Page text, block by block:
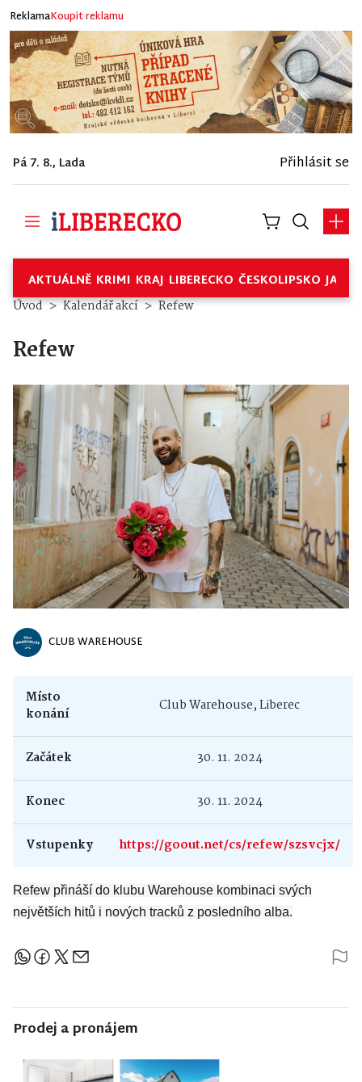
ReklamaKoupit reklamu
Pá 7. 8., Lada Přihlásit se
AKTUÁLNĚ KRIMI KRAJ LIBERECKO ČESKOLIPSKO
Úvod Kalendář akcí Refew
Refew
CLUB WAREHOUSE
Místo
konání
Club Warehouse, Liberec
Začátek 30. 11. 2024
Konec 30. 11. 2024
Vstupenky https://goout.net/cs/refew/szsvcjx/
Refew přináší do klubu Warehouse kombinaci svých
největších hitů i nových tracků z posledního alba.
Sdílejte článek
Prodej a pronájem